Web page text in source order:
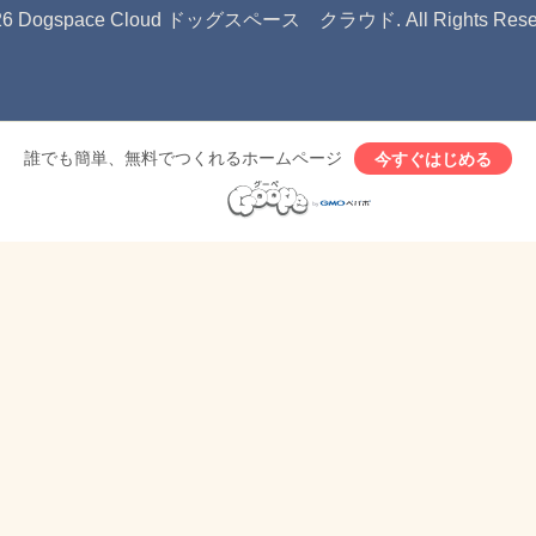
Dogspace Cloud ドッグスペース クラウド. All Rights
誰でも簡単、無料でつくれるホームページ 今すぐはじめる